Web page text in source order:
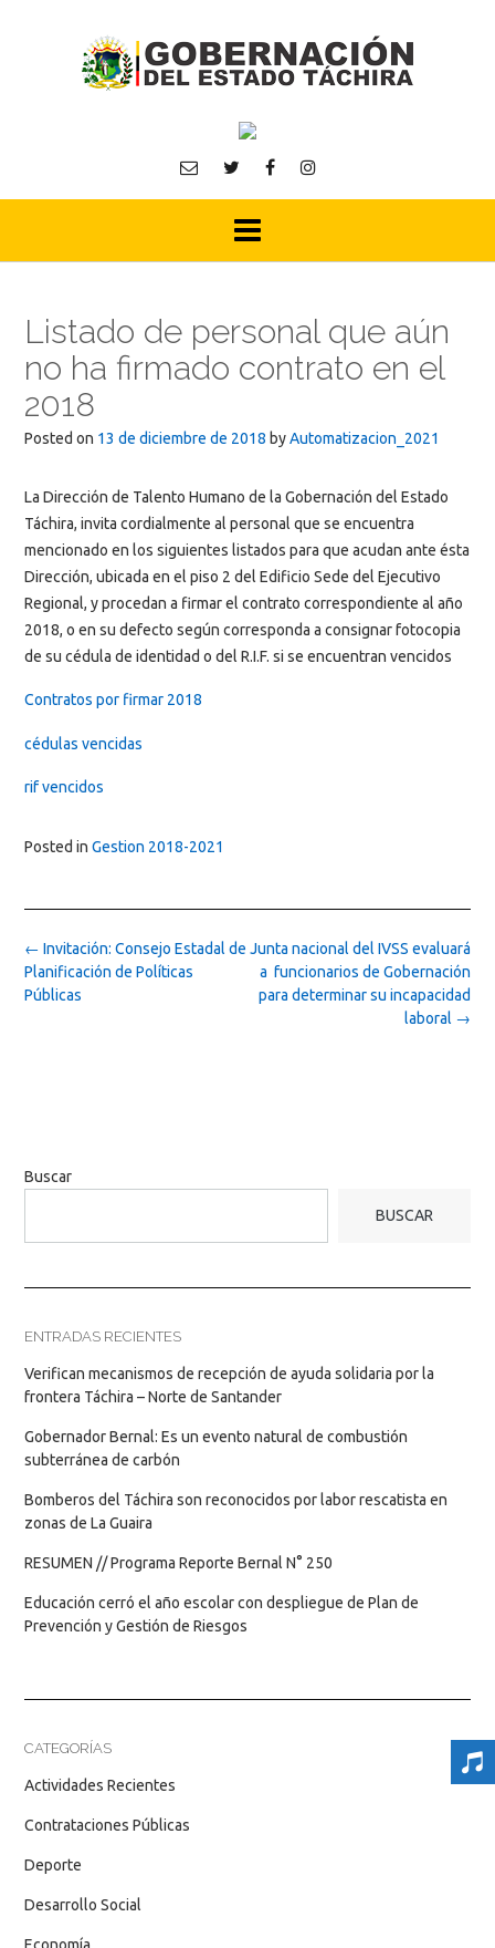
Listado de personal que aún
no ha firmado contrato en el
2018
Posted on 13 de diciembre de 2018 byAutomatizacion_2021
La Dirección de Talento Humano de la Gobernación del Estado
Táchira, invita cordialmente al personal que se encuentra
mencionado en los siguientes listados para que acudan ante ésta
Dirección, ubicada en el piso 2 del Edificio Sede del Ejecutivo
Regional, y procedan a firmar el contrato correspondiente al año
2018, o en su defecto según corresponda a consignar fotocopia
de su cédula de identidad o del R.I.F. si se encuentran vencidos
Contratos por firmar 2018
cédulas vencidas
rif vencidos
Posted in Gestion 2018-2021
Post
navigation
Junta nacional del IVSS evaluará
a funcionarios de Gobernación
para determinar su incapacidad
laboral →
← Invitación: Consejo Estadal de
Planificación de Políticas
Públicas
Buscar
BUSCAR
ENTRADAS RECIENTES
Verifican mecanismos de recepción de ayuda solidaria por la
frontera Táchira – Norte de Santander
Gobernador Bernal: Es un evento natural de combustión
subterránea de carbón
Bomberos del Táchira son reconocidos por labor rescatista en
zonas de La Guaira
RESUMEN // Programa Reporte Bernal N° 250
Educación cerró el año escolar con despliegue de Plan de
Prevención y Gestión de Riesgos
CATEGORÍAS
Actividades Recientes
Contrataciones Públicas
Deporte
Desarrollo Social